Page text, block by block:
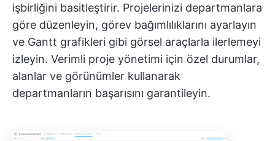
işbirliğini basitleştirir. Projelerinizi departmanlara
göre düzenleyin, görev bağımlılıklarını ayarlayın
ve Gantt grafikleri gibi görsel araçlarla ilerlemeyi
izleyin. Verimli proje yönetimi için özel durumlar,
alanlar ve görünümler kullanarak
departmanların başarısını garantileyin.